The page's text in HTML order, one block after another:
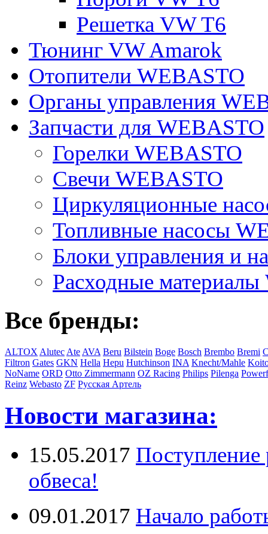
Решетка VW T6
Тюнинг VW Amarok
Отопители WEBASTO
Органы управления
Запчасти для WEBASTO
Горелки WEBASTO
Свечи WEBASTO
Циркуляционные
Топливные насосы
Блоки управления и
Расходные
Все бренды:
ALTOX Alutec Ate AVA Beru Bilstein Boge Bosch Brembo Bremi
Filtron Gates GKN Hella Hepu Hutchinson INA Knecht/Mahle
NoName ORD Otto Zimmermann OZ Racing Philips Pilenga
Reinz Webasto ZF Русская Артель
Новости магазина:
15.05.2017 Поступление
обвеса!
09.01.2017 Начало